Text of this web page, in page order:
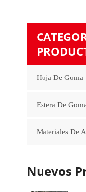
Hoja De Goma
Estera De
Materiales De
Nuevos